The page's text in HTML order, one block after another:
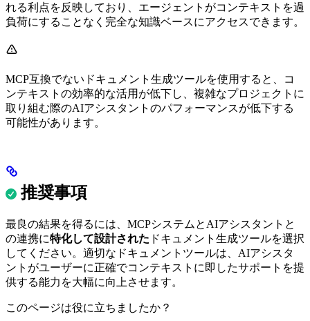
れる利点を反映しており、エージェントがコンテキストを過
負荷にすることなく完全な知識ベースにアクセスできます。
MCP互換でないドキュメント生成ツールを使用すると、コ
ンテキストの効率的な活用が低下し、複雑なプロジェクトに
取り組む際のAIアシスタントのパフォーマンスが低下する
可能性があります。
推奨事項
最良の結果を得るには、MCPシステムとAIアシスタントと
の連携に特化して設計された ドキュメント生成ツールを選択
してください。適切なドキュメントツールは、AIアシスタ
ントがユーザーに正確でコンテキストに即したサポートを提
供する能力を大幅に向上させます。
このページは役に立ちましたか？